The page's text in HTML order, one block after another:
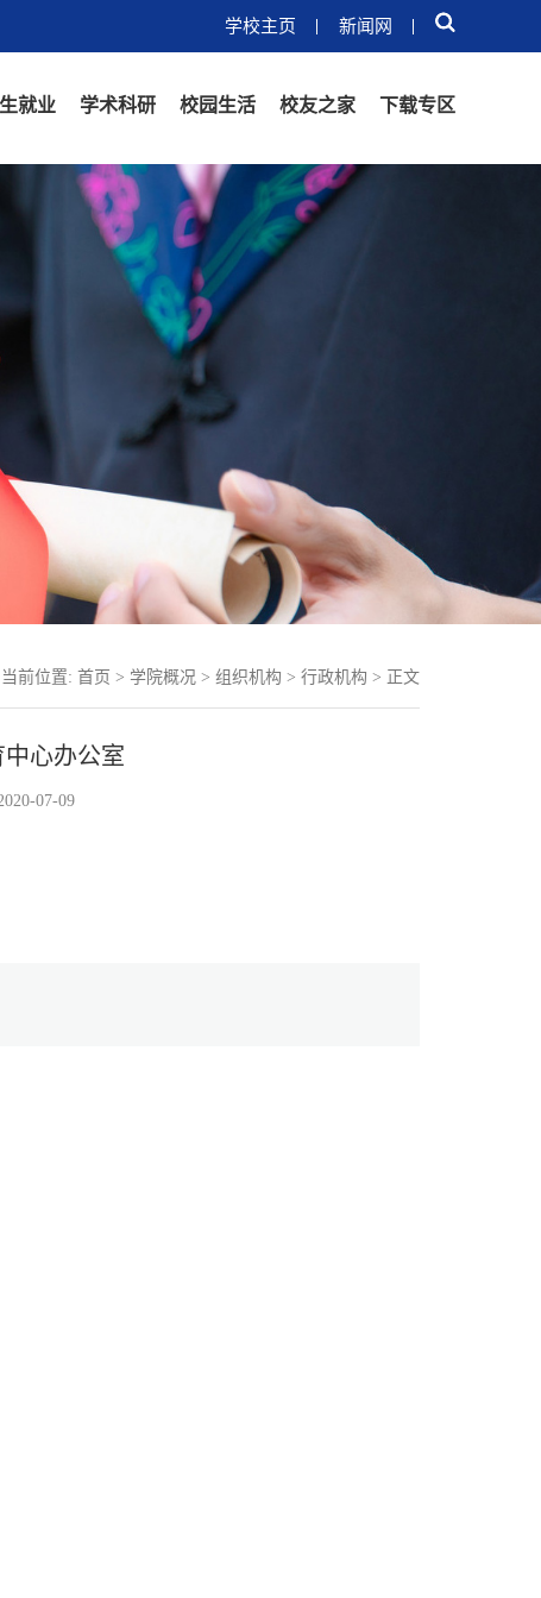
学校主页 新闻网
就业 学术科研 校园生活 校友之家 下载专区
当前位置: 首页 > 学院概况 > 组织机构 > 行政机构 > 正文
心办公室
07-09